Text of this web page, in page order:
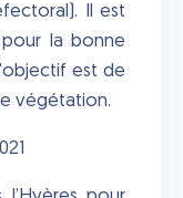
Il est
la bonne
est de
végétation.